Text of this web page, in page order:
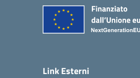
Link Esterni